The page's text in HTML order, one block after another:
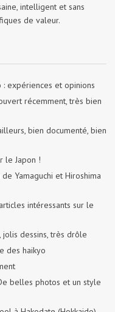
intelligent et sans
de valeur.
: expériences et opinions
récemment, très bien
bien documenté, bien
le Japon !
Yamaguchi et Hiroshima
intéressants sur le
jolis dessins, très drôle
des haikyo
belles photos et un style